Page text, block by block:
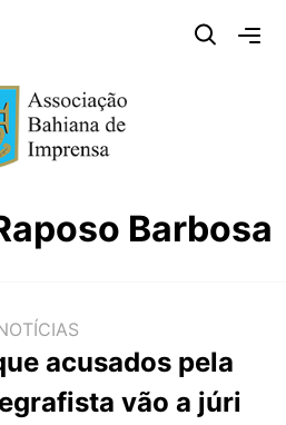
Barbosa
acusados pela
vão a júri